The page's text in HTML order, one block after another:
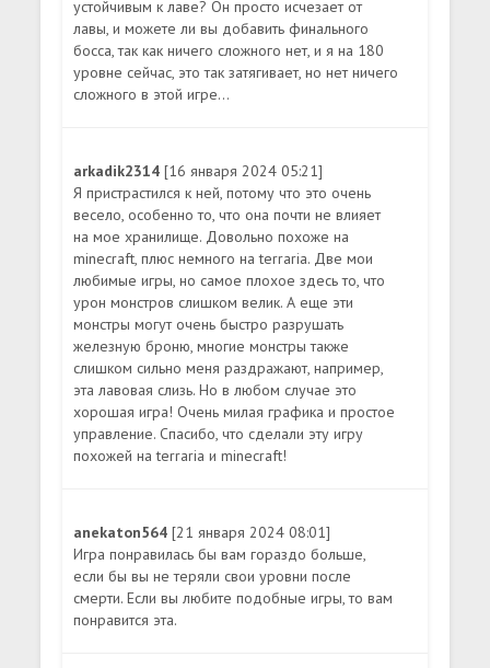
устойчивым к лаве? Он просто исчезает от
лавы, и можете ли вы добавить финального
босса, так как ничего сложного нет, и я на 180
уровне сейчас, это так затягивает, но нет ничего
сложного в этой игре...
arkadik2314[16 января 2024 05:21]
Я пристрастился к ней, потому что это очень
весело, особенно то, что она почти не влияет
на мое хранилище. Довольно похоже на
minecraft, плюс немного на terraria. Две мои
любимые игры, но самое плохое здесь то, что
урон монстров слишком велик. А еще эти
монстры могут очень быстро разрушать
железную броню, многие монстры также
слишком сильно меня раздражают, например,
эта лавовая слизь. Но в любом случае это
хорошая игра! Очень милая графика и простое
управление. Спасибо, что сделали эту игру
похожей на terraria и minecraft!
anekaton564[21 января 2024 08:01]
Игра понравилась бы вам гораздо больше,
если бы вы не теряли свои уровни после
смерти. Если вы любите подобные игры, то вам
понравится эта.